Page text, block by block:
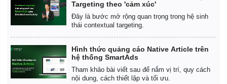
Targeting theo 'cảm xúc'
Đây là bước mở rộng quan trọng trong hệ sinh
thái contextual targeting.
Hình thức quảng cáo Native Article trên
hệ thống SmartAds
Tham khảo bài viết sau để nắm vị trí, quy cách
nội dung, cách thiết lập và tối ưu.